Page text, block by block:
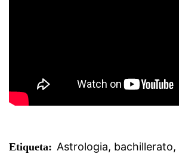
Etiqueta: Astrologia, bachillerato,